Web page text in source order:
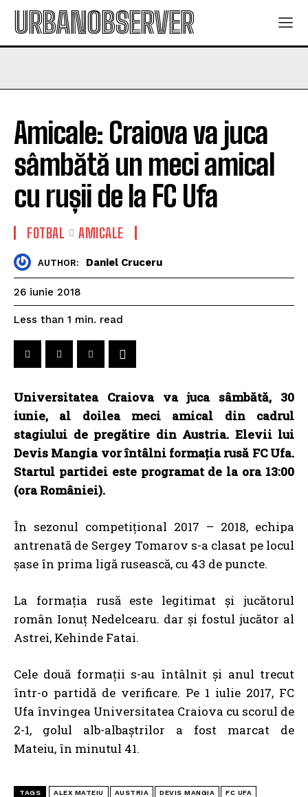
URBANOBSERVER
Amicale: Craiova va juca
sâmbătă un meci amical
cu rușii de la FC Ufa
FOTBAL AMICALE
AUTHOR: Daniel Cruceru
26 iunie 2018
Less than 1 min. read
Universitatea Craiova va juca sâmbătă, 30
iunie, al doilea meci amical din cadrul
stagiului de pregătire din Austria. Elevii lui
Devis Mangia vor întâlni formația rusă FC Ufa.
Startul partidei este programat de la ora 13:00
(ora României).
În sezonul competițional 2017 – 2018, echipa
antrenată de Sergey Tomarov s-a clasat pe locul
șase în prima ligă rusească, cu 43 de puncte.
La formația rusă este legitimat și jucătorul
român Ionuț Nedelcearu. dar și fostul jucător al
Astrei, Kehinde Fatai.
Cele două formații s-au întâlnit și anul trecut
într-o partidă de verificare. Pe 1 iulie 2017, FC
Ufa învingea Universitatea Craiova cu scorul de
2-1, golul alb-albaștrilor a fost marcat de
Mateiu, în minutul 41.
TAGS ALEX MATEIU AUSTRIA DEVIS MANGIA FC UFA